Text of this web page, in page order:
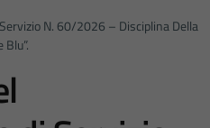
N. 60/2026 – Disciplina Della